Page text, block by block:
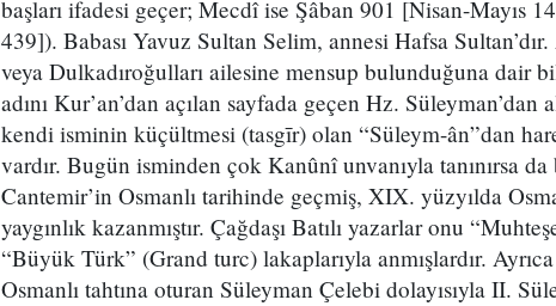
başları ifadesi geçer; Mecdî ise Şâban 901 [Nisan-Mayıs
439]). Babası Yavuz Sultan Selim, annesi Hafsa
veya Dulkadıroğulları ailesine mensup bulunduğuna dair
adını Kur’an’dan açılan sayfada geçen Hz. Süleyman’dan
kendi isminin küçültmesi (tasgīr) olan “Süleym-ân”dan
vardır. Bugün isminden çok Kanûnî unvanıyla tanınırsa
Cantemir’in Osmanlı tarihinde geçmiş, XIX. yüzyılda
yaygınlık kazanmıştır. Çağdaşı Batılı yazarlar onu
“Büyük Türk” (Grand turc) lakaplarıyla anmışlardır.
Osmanlı tahtına oturan Süleyman Çelebi dolayısıyla II.